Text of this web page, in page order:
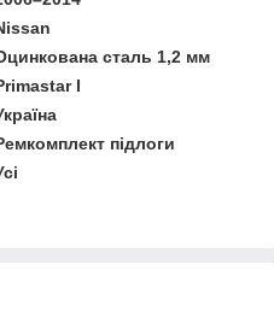
сталь 1,2 мм
I
підлоги